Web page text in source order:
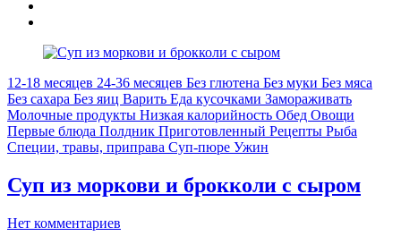
12-18 месяцев 24-36 месяцев Без глютена Без муки Без мяса
Без сахара Без яиц Варить Еда кусочками Замораживать
Молочные продукты Низкая калорийность Обед Овощи
Первые блюда Полдник Приготовленный Рецепты Рыба
Специи, травы, приправа Суп-пюре Ужин
Суп из моркови и брокколи с сыром
Нет комментариев